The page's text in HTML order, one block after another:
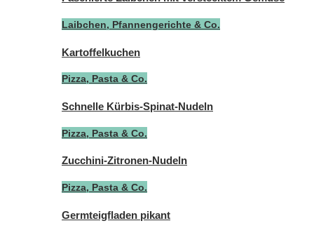
Laibchen, Pfannengerichte & Co.
Kartoffelkuchen
Pizza, Pasta & Co.
Schnelle Kürbis-Spinat-Nudeln
Pizza, Pasta & Co.
Zucchini-Zitronen-Nudeln
Pizza, Pasta & Co.
Germteigfladen pikant